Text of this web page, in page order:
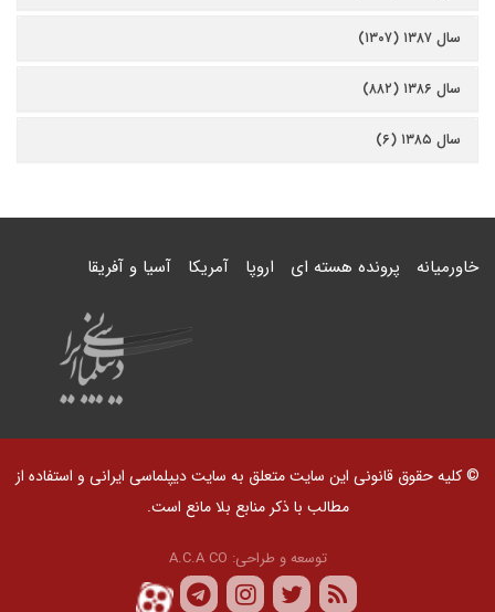
سال ۱۳۸۷ (۱۳۰۷)
سال ۱۳۸۶ (۸۸۲)
سال ۱۳۸۵ (۶)
خاورمیانه پرونده هسته ای اروپا آمریکا آسیا و آفریقا
© کلیه حقوق قانونی این سایت متعلق به سایت دیپلماسی ایرانی و استفاده از
مطالب با ذکر منابع بلا مانع است.
توسعه و طراحی: A.C.A CO